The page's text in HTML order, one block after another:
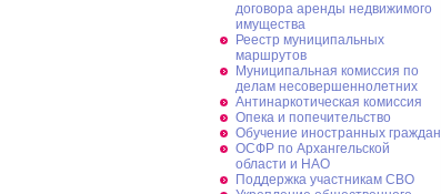
договора аренды недвижимого
имущества
Реестр муниципальных
маршрутов
Муниципальная комиссия по
делам несовершеннолетних
Антинаркотическая комиссия
Опека и попечительство
Обучение иностранных граждан
ОСФР по Архангельской
области и НАО
Поддержка участникам СВО